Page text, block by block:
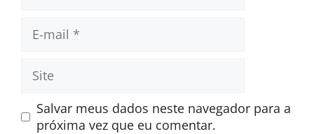
mail
Site
Salvar meus dados neste navegador para a
próxima vez que eu comentar.